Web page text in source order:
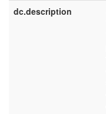
dc.description